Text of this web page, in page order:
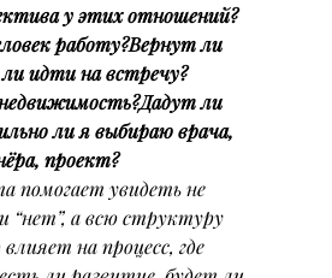
у этих отношений?
работу?Вернут ли
идти на встречу?
ли
ли я выбираю врача,
проект?
помогает увидеть не
“нет”, а всю структуру
на процесс, где